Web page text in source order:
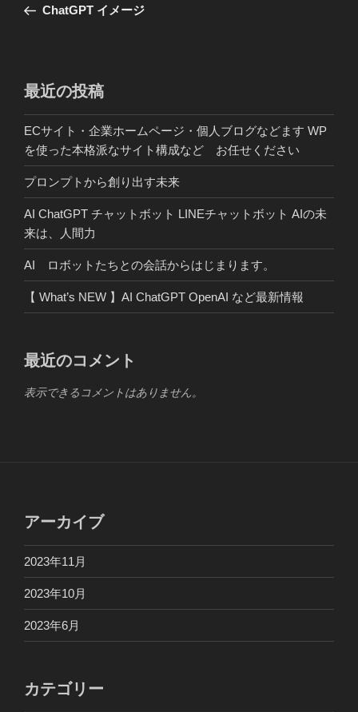
ナ
ー
シ
ョ
ン
の
ChatGPT イメージ
最近の投稿
ECサイト・企業ホームページ・個人ブログなどます WP
を使った本格派なサイト構成など お任せください
プロンプトから創り出す未来
AI ChatGPT チャットボット LINEチャットボット AIの未
来は、人間力
AI ロボットたちとの会話からはじまります。
【 What’s NEW 】AI ChatGPT OpenAI など最新情報
最近のコメント
表示できるコメントはありません。
アーカイブ
2023年11月
2023年10月
2023年6月
カテゴリー